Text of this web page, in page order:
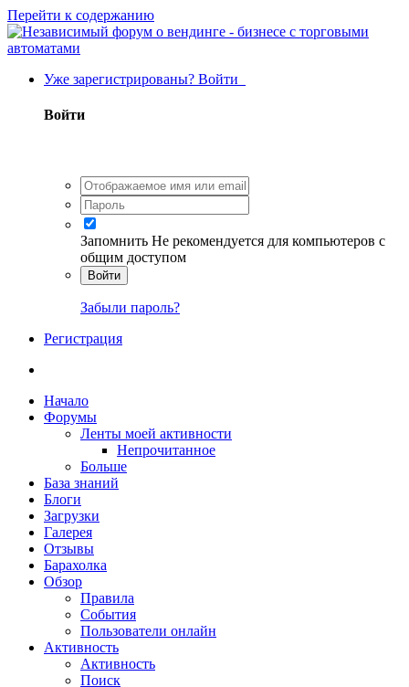
Перейти к содержанию
Уже зарегистрированы? Войти
Войти
Запомнить Не рекомендуется для компьютеров с
общим доступом
Войти
Забыли пароль?
Регистрация
Начало
Форумы
Ленты моей активности
Непрочитанное
Больше
База знаний
Блоги
Загрузки
Галерея
Отзывы
Барахолка
Обзор
Правила
События
Пользователи онлайн
Активность
Активность
Поиск